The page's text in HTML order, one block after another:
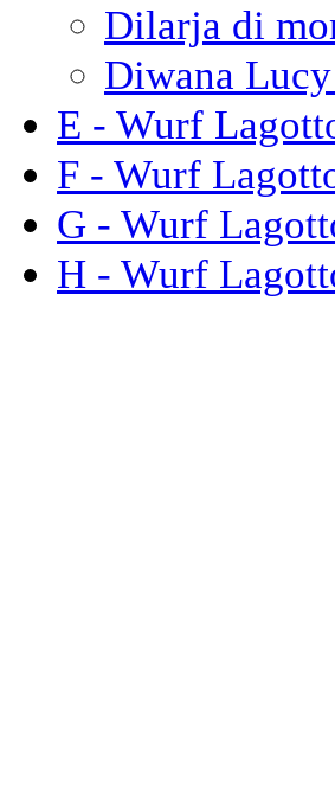
Dilarja di
Diwana
E - Wurf
F - Wurf
G - Wurf
H - Wurf